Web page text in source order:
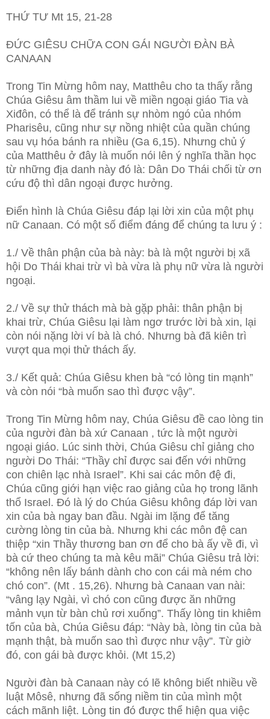
THỨ TƯ Mt 15, 21-28
ĐỨC GIÊSU CHỮA CON GÁI NGƯỜI ĐÀN BÀ
CANAAN
Trong Tin Mừng hôm nay, Matthêu cho ta thấy rằng
Chúa Giêsu âm thầm lui về miền ngoại giáo Tia và
Xiđôn, có thể là để tránh sự nhòm ngó của nhóm
Pharisêu, cũng như sự nồng nhiệt của quần chúng
sau vụ hóa bánh ra nhiều (Ga 6,15). Nhưng chủ ý
của Matthêu ở đây là muốn nói lên ý nghĩa thần học
từ những địa danh này đó là: Dân Do Thái chối từ ơn
cứu độ thì dân ngoại được hưởng.
Điển hình là Chúa Giêsu đáp lại lời xin của một phụ
nữ Canaan. Có một số điểm đáng để chúng ta lưu ý :
1./ Về thân phận của bà này: bà là một người bị xã
hội Do Thái khai trừ vì bà vừa là phụ nữ vừa là người
ngoại.
2./ Về sự thử thách mà bà gặp phải: thân phận bị
khai trừ, Chúa Giêsu lại làm ngơ trước lời bà xin, lại
còn nói nặng lời ví bà là chó. Nhưng bà đã kiên trì
vượt qua mọi thử thách ấy.
3./ Kết quả: Chúa Giêsu khen bà “có lòng tin mạnh”
và còn nói “bà muốn sao thì được vậy”.
Trong Tin Mừng hôm nay, Chúa Giêsu đề cao lòng tin
của người đàn bà xứ Canaan , tức là một người
ngoại giáo. Lúc sinh thời, Chúa Giêsu chỉ giảng cho
người Do Thái: “Thầy chỉ được sai đến với những
con chiên lạc nhà Israel”. Khi sai các môn đệ đi,
Chúa cũng giới hạn việc rao giảng của họ trong lãnh
thổ Israel. Đó là lý do Chúa Giêsu không đáp lời van
xin của bà ngay ban đầu. Ngài im lặng để tăng
cường lòng tin của bà. Nhưng khi các môn đệ can
thiệp “xin Thầy thương ban ơn để cho bà ấy về đi, vì
bà cứ theo chúng ta mà kêu mãi” Chúa Giêsu trả lời:
“không nên lấy bánh dành cho con cái mà ném cho
chó con”. (Mt . 15,26). Nhưng bà Canaan van nài:
“vâng lạy Ngài, vì chó con cũng được ăn những
mảnh vụn từ bàn chủ rơi xuống”. Thấy lòng tin khiêm
tốn của bà, Chúa Giêsu đáp: “Này bà, lòng tin của bà
mạnh thật, bà muốn sao thì được như vậy”. Từ giờ
đó, con gái bà được khỏi. (Mt 15,2)
Người đàn bà Canaan này có lẽ không biết nhiều về
luật Môsê, nhưng đã sống niềm tin của mình một
cách mãnh liệt. Lòng tin đó được thể hiện qua việc